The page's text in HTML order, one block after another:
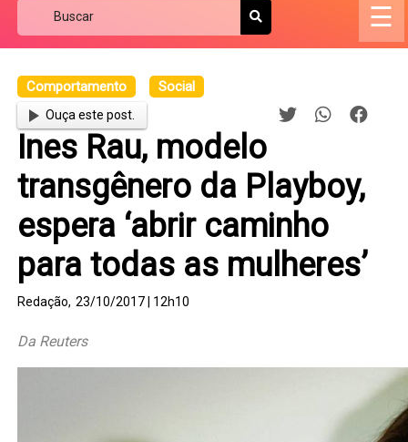
☰
Comportamento Social
Ouça este post.
Ines Rau, modelo
transgênero da Playboy,
espera ‘abrir caminho
para todas as mulheres’
Redação, 23/10/2017 | 12h10
Da Reuters